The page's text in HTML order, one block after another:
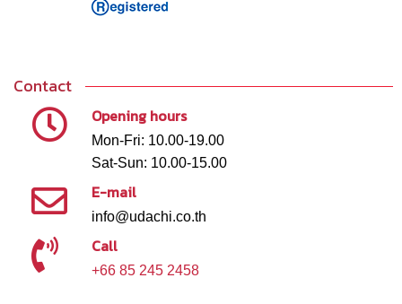
Contact
Opening hours
Mon-Fri: 10.00-19.00
Sat-Sun: 10.00-15.00
E-mail
info@udachi.co.th
Call
+66 85 245 2458